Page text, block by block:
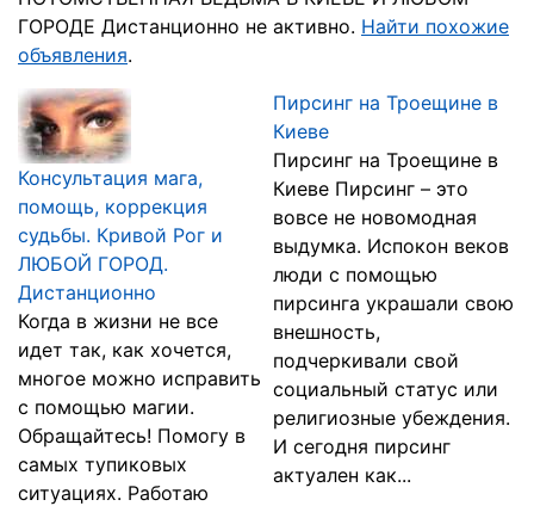
ГОРОДЕ Дистанционно не активно. Найти похожие
объявления.
Консультация мага,
помощь, коррекция
судьбы. Кривой Рог и
ЛЮБОЙ ГОРОД.
Дистанционно
Когда в жизни не все
идет так, как хочется,
многое можно исправить
с помощью магии.
Обращайтесь! Помогу в
самых тупиковых
ситуациях. Работаю
Пирсинг на Троещине в
Киеве
Пирсинг на Троещине в
Киеве Пирсинг – это
вовсе не новомодная
выдумка. Испокон веков
люди с помощью
пирсинга украшали свою
внешность,
подчеркивали свой
социальный статус или
религиозные убеждения.
И сегодня пирсинг
актуален как...